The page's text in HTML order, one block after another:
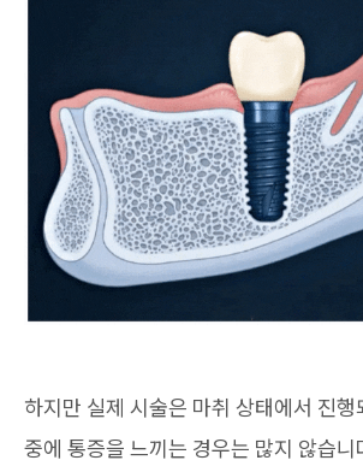
하지만 실제 시술은 마취 상태에서 진
중에 통증을 느끼는 경우는 많지 않습니